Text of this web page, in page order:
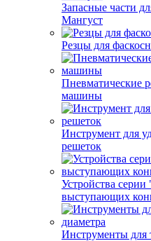
Запасные части
Мангуст
Резцы для
Пневматические
машины
Инструмент для
решеток
Устройства
выступающих
Инструменты для